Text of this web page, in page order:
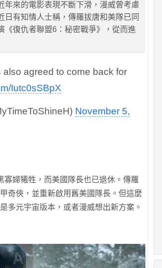
年來的電影表現不斷下滑，漫威曾考慮
日有知情人士稱，傳羅拔唐和美隊已同
《復仇者聯盟6：秘密戰爭》，從而進
agreed to come back for
Iutc0sSBpX
November 5,
婦犧牲，而美國隊長也已退休。傳羅
奇俠，並重新啟用舊美國隊長。但這麼
多元宇宙版本，或者漫威想出新方案。